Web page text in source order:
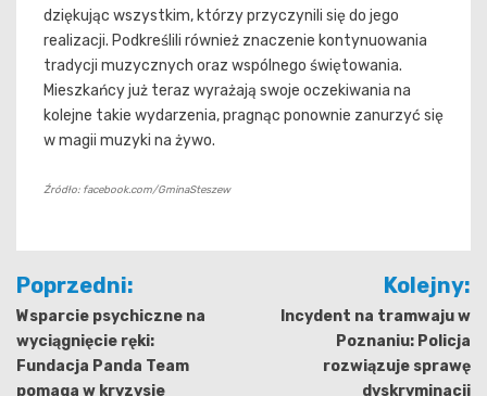
dziękując wszystkim, którzy przyczynili się do jego
realizacji. Podkreślili również znaczenie kontynuowania
tradycji muzycznych oraz wspólnego świętowania.
Mieszkańcy już teraz wyrażają swoje oczekiwania na
kolejne takie wydarzenia, pragnąc ponownie zanurzyć się
w magii muzyki na żywo.
Źródło: facebook.com/GminaSteszew
Nawigacja
wpisu
Poprzedni:
Wsparcie psychiczne na
wyciągnięcie ręki:
Fundacja Panda Team
pomaga w kryzysie
Kolejny:
Incydent na tramwaju w
Poznaniu: Policja
rozwiązuje sprawę
dyskryminacji